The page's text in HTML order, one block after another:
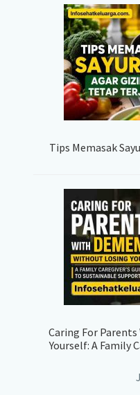
Tips Memasak
Caring For
Yourself: A Family